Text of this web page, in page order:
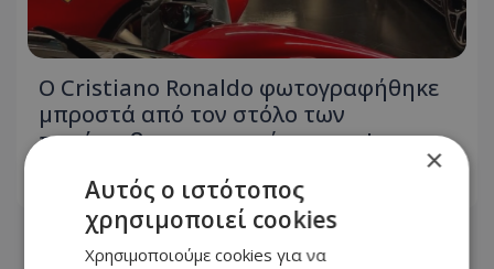
Ο Cristiano Ronaldo φωτογραφήθηκε
μπροστά από τον στόλο των
πανάκριβων αυτοκινήτων του!
06.08.2026 - 09:46
×
Αυτός ο ιστότοπος
χρησιμοποιεί cookies
Χρησιμοποιούμε cookies για να